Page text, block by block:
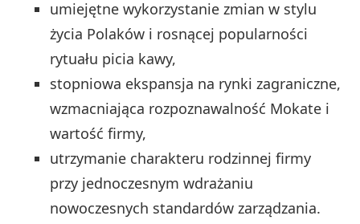
umiejętne wykorzystanie zmian w stylu
życia Polaków i rosnącej popularności
rytuału picia kawy,
stopniowa ekspansja na rynki zagraniczne,
wzmacniająca rozpoznawalność Mokate i
wartość firmy,
utrzymanie charakteru rodzinnej firmy
przy jednoczesnym wdrażaniu
nowoczesnych standardów zarządzania.